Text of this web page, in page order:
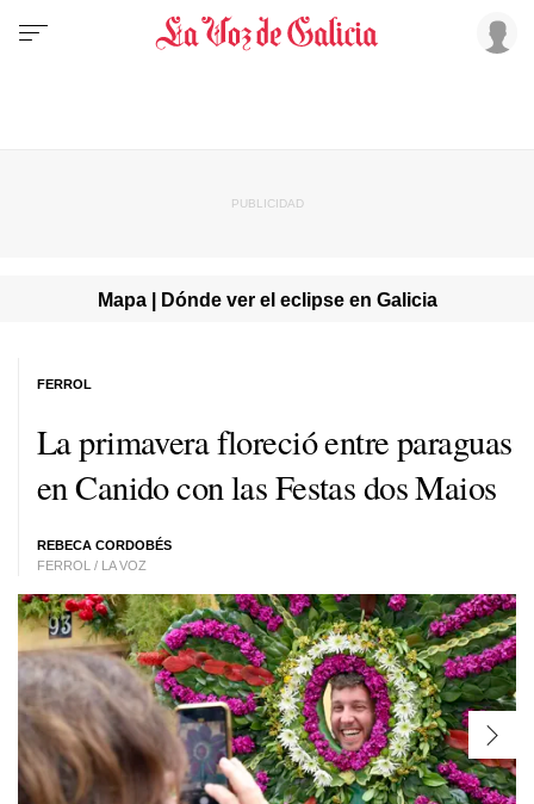
Mapa | Dónde ver el eclipse en Galicia
La primavera floreció entre paraguas
en Canido con las Festas dos Maios
REBECA CORDOBÉS
FERROL / LA VOZ
FERROL